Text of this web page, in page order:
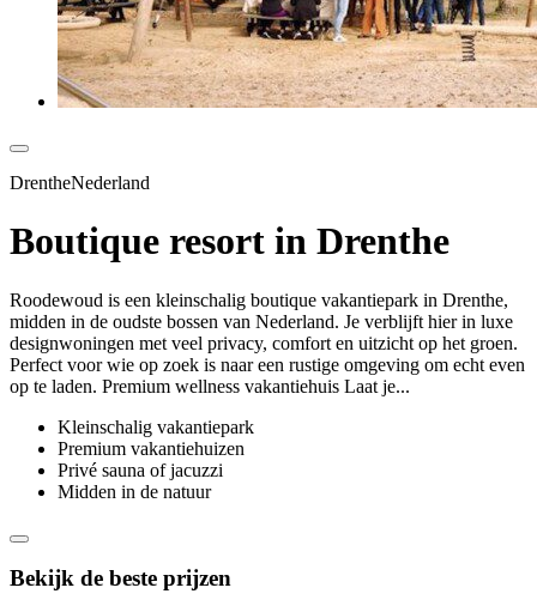
DrentheNederland
Boutique resort in Drenthe
Roodewoud is een kleinschalig boutique vakantiepark in Drenthe,
midden in de oudste bossen van Nederland. Je verblijft hier in luxe
designwoningen met veel privacy, comfort en uitzicht op het groen.
Perfect voor wie op zoek is naar een rustige omgeving om echt even
op te laden. Premium wellness vakantiehuis Laat je...
Kleinschalig vakantiepark
Premium vakantiehuizen
Privé sauna of jacuzzi
Midden in de natuur
Bekijk de beste prijzen